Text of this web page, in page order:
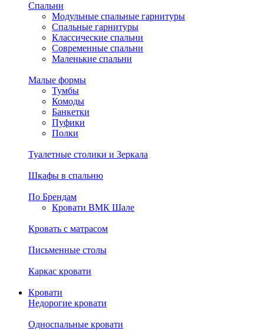
Спальни
Модульные спальные гарнитуры
Спальные гарнитуры
Классические спальни
Современные спальни
Маленькие спальни
Малые формы
Тумбы
Комоды
Банкетки
Пуфики
Полки
Туалетные столики и Зеркала
Шкафы в спальню
По Брендам
Кровати ВМК Шале
Кровать с матрасом
Письменные столы
Каркас кровати
Кровати
Недорогие кровати
Односпальные кровати